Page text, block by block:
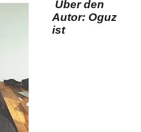
Über den
Autor: Oguz
ist